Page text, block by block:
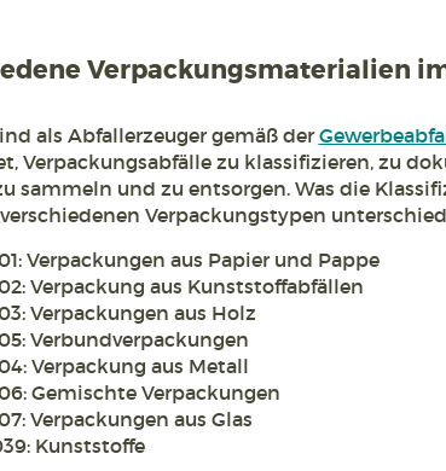
Verpackungsmaterialien
als Abfallerzeuger gemäß der
Verpackungsabfälle zu klassifizieren, zu
sammeln und zu entsorgen. Was die
Verpackungstypen
Verpackungen aus Papier und Pappe
Verpackung aus Kunststoffabfällen
Verpackungen aus Holz
Verbundverpackungen
Verpackung aus Metall
Gemischte Verpackungen
Verpackungen aus Glas
Kunststoffe